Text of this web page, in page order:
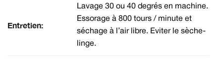
Entretien:
Lavage 30 ou 40 degrés en machine.
Essorage à 800 tours / minute et
séchage à l’air libre. Eviter le sèche-
linge.